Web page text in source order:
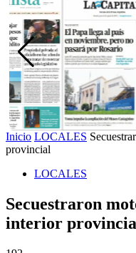
Inicio LOCALES
provincial
LOCALES
Secuestraron
interior